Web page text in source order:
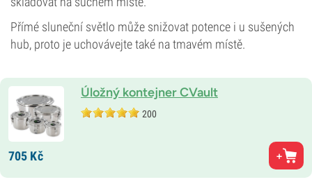
Přímé sluneční světlo může snižovat potence i u sušených
hub, proto je uchovávejte také na tmavém místě.
Úložný kontejner CVault
200
705 Kč